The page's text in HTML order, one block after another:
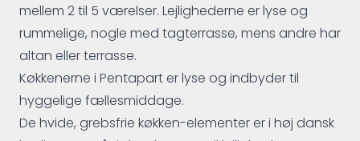
mellem 2 til 5 værelser. Lejlighederne er lyse og
rummelige, nogle med tagterrasse, mens andre har
altan eller terrasse.
Køkkenerne i Pentapart er lyse og indbyder til
hyggelige fællesmiddage.
De hvide, grebsfrie køkken-elementer er i høj dansk